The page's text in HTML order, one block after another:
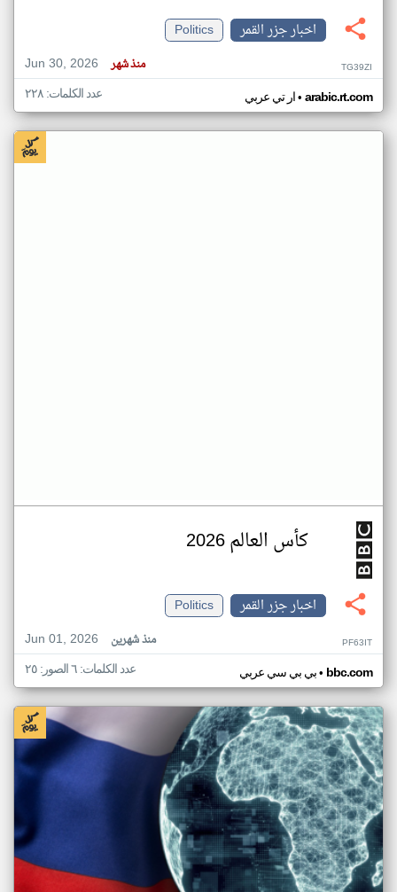
اخبار جزر القمر
Politics
Jun 30, 2026
منذ شهر TG39ZI
ار تي عربي• arabic.rt.com عدد الكلمات: ٢٢٨
كأس العالم 2026
اخبار جزر القمر
Politics
Jun 01, 2026
منذ شهرين PF63IT
بي بي سي عربي• bbc.com عدد الكلمات: ٦ الصور: ٢٥